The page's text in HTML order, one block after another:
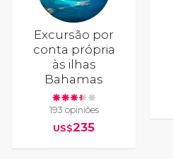
Excursão por
conta própria
às ilhas
Bahamas
193 opiniões
US$235